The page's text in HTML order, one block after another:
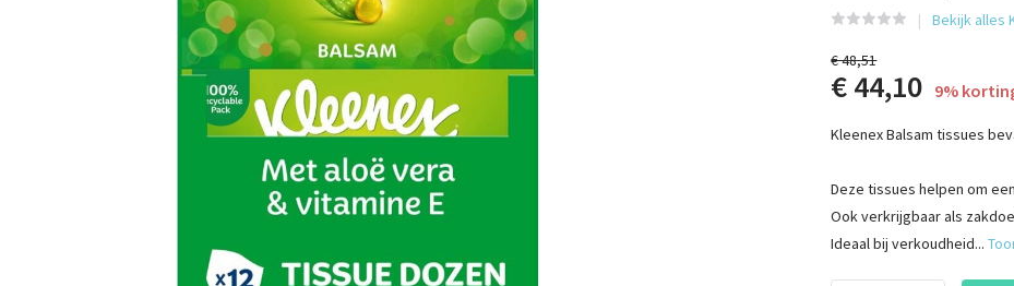
Bekijk alles
€ 48,51
€ 44,10 9%
Kleenex Balsam tissues
Deze tissues helpen om
Ook verkrijgbaar als
Ideaal bij verkoudheid...